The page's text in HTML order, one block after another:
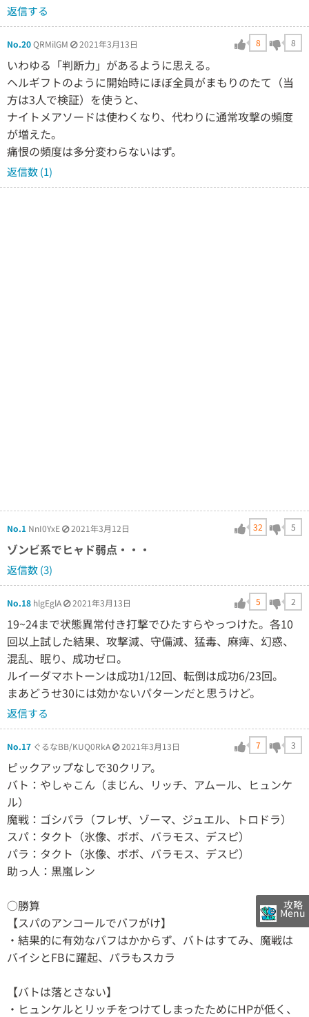
返信する
No.20QRMilGM 2021年3月13日 8 8
いわゆる「判断力」があるように思える。
ヘルギフトのように開始時にほぼ全員がまもりのたて（当
方は3人で検証）を使うと、
ナイトメアソードは使わくなり、代わりに通常攻撃の頻度
が増えた。
痛恨の頻度は多分変わらないはず。
返信数 (1)
No.1 NnI0YxE 2021年3月12日 32 5
ゾンビ系でヒャド弱点・・・
返信数 (3)
No.18 hlgEglA 2021年3月13日 5 2
19~24まで状態異常付き打撃でひたすらやっつけた。各10
回以上試した結果、攻撃減、守備減、猛毒、麻痺、幻惑、
混乱、眠り、成功ゼロ。
ルイーダマホトーンは成功1/12回、転倒は成功6/23回。
まあどうせ30には効かないパターンだと思うけど。
返信する
No.17 ぐるなBB/KUQ0RkA 2021年3月13日 7 3
ピックアップなしで30クリア。
バト：やしゃこん（まじん、リッチ、アムール、ヒュンケ
ル）
魔戦：ゴシパラ（フレザ、ゾーマ、ジュエル、トロドラ）
スパ：タクト（氷像、ボボ、バラモス、デスピ）
パラ：タクト（氷像、ボボ、バラモス、デスピ）
助っ人：黒嵐レン
○勝算
【スパのアンコールでバフがけ】
・結果的に有効なバフはかからず、バトはすてみ、魔戦は
バイシとFBに躍起、パラもスカラ
【バトは落とさない】
・ヒュンケルとリッチをつけてしまったためにHPが低く、
攻略
Menu